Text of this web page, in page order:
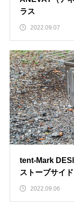
ラス
2022.09.07
tent-Mark
ストーブサイ
2022.09.06